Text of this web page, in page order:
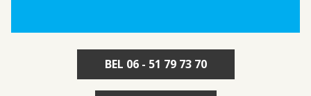
BEL 06 - 51 79 73 70